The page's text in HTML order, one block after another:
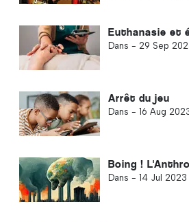
Euthanasie et
Dans - 29 Sep
Arrêt du jeu
Dans - 16 Aug
Boing !
Dans - 14 Jul 2023